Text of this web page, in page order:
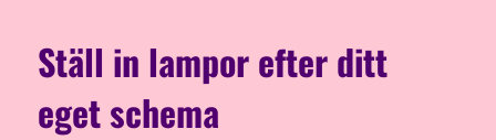
Ställ in lampor efter ditt
eget schema